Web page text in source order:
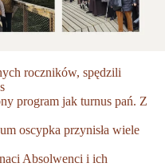
roczników, spędzili
program jak turnus pań. Z
oscypka przynisła wiele
Absolwenci i ich